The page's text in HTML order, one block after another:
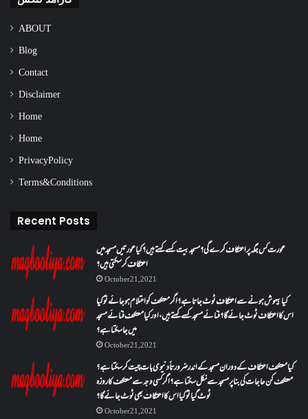
ABOUT
Blog
Contact
Disclaimer
Home
Home
Privacy Policy
Terms & Conditions
Recent Posts
عورت کس جگہ پر اعتکاف کرے گی؟مسجد بیت کسے کہتے ہیں؟کیا عورتیں مسجد میں
اعتکاف کر سکتی ہیں؟
October 21, 2021
کیا بیہوش ہونے سے اعتکاف ٹوٹ جاتا ہے؟ اگر معتکف کو احتلام ہو جائے تو کیا
اس کا اعتکاف ٹوٹ جائے گا؟فنائے مسجد کسے کہتے ہیں ، اور کیا معتکف فنائے مسجد
میں جا سکتا ہے؟
October 21, 2021
کیا معتکف اعتکاف کے دوران مسجد کے اندر ضرورتاً دنیوی بات چیت کر سکتا ہے؟
معتکف کن حاجات کی بنا پر مسجد سے نکل سکتا ہے؟ اگر کسی وجہ سے معتکف کا روزہ
ٹوٹ گیا تو کیا اس کا اعتکاف بھی ٹوٹ جائے گا؟
October 21, 2021